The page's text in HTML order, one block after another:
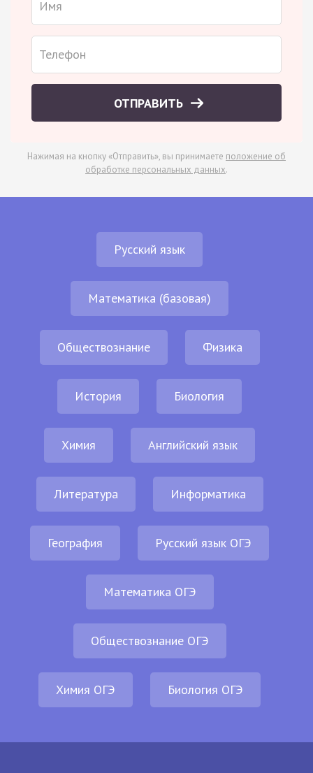
ОТПРАВИТЬ
Нажимая на кнопку «Отправить», вы принимаете положение об
обработке персональных данных.
Русский язык
Математика (базовая)
Обществознание Физика
История Биология
Химия Английский язык
Литература Информатика
География Русский язык ОГЭ
Математика ОГЭ
Обществознание ОГЭ
Химия ОГЭ Биология ОГЭ